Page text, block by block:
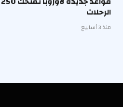
الرحلات
منذ 3 أسابيع